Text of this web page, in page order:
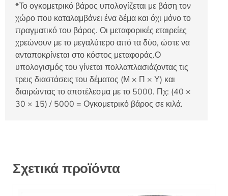
*Το ογκομετρικό βάρος υπολογίζεται με βάση τον
χώρο που καταλαμβάνει ένα δέμα και όχι μόνο το
πραγματικό του βάρος. Οι μεταφορικές εταιρείες
χρεώνουν με το μεγαλύτερο από τα δύο, ώστε να
ανταποκρίνεται στο κόστος μεταφοράς.Ο
υπολογισμός του γίνεται πολλαπλασιάζοντας τις
τρεις διαστάσεις του δέματος (Μ × Π × Υ) και
διαιρώντας το αποτέλεσμα με το 5000. Πχ: (40 ×
30 × 15) / 5000 = Ογκομετρικό βάρος σε κιλά.
Σχετικά προϊόντα